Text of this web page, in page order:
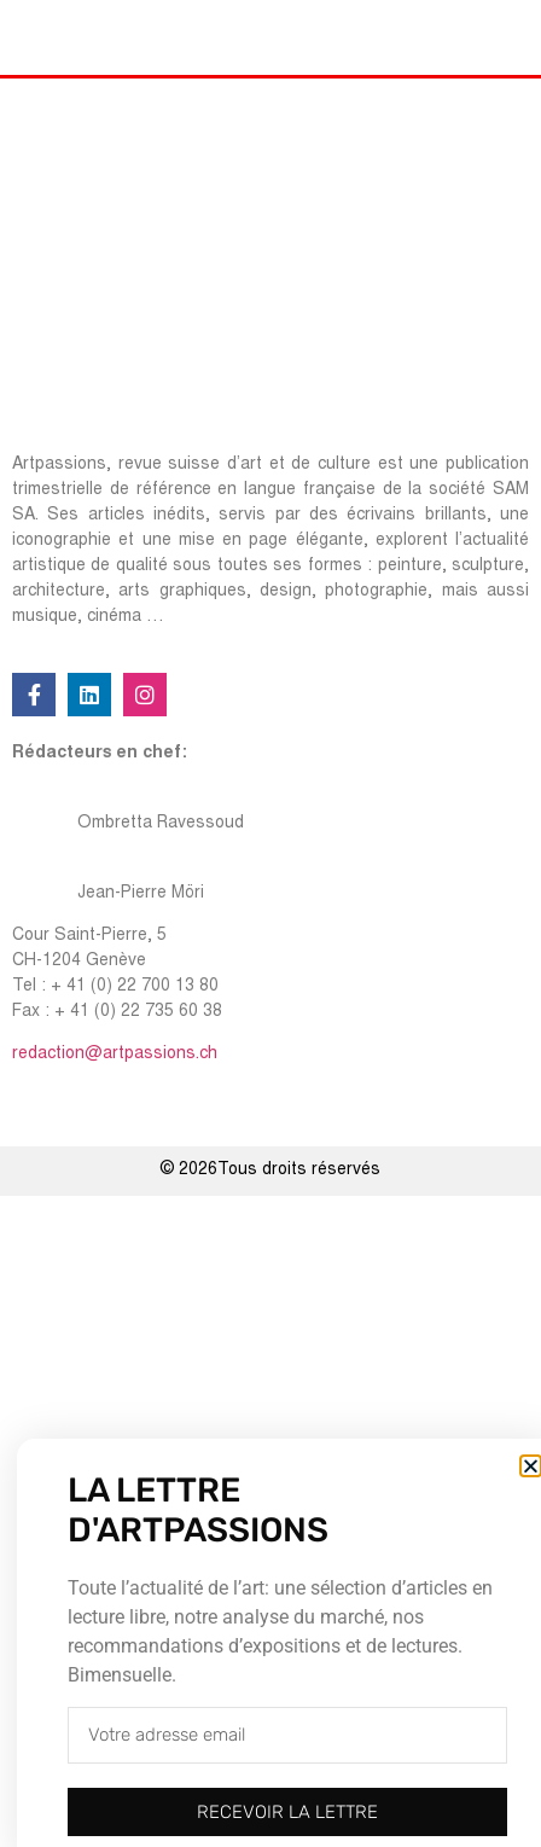
Artpassions, revue suisse d’art et de culture est une publication
trimestrielle de référence en langue française de la société SAM
SA. Ses articles inédits, servis par des écrivains brillants, une
iconographie et une mise en page élégante, explorent l’actualité
artistique de qualité sous toutes ses formes : peinture, sculpture,
architecture, arts graphiques, design, photographie, mais aussi
musique, cinéma …
Rédacteurs en chef:
Ombretta Ravessoud
Jean-Pierre Möri
Cour Saint-Pierre, 5
CH-1204 Genève
Tel : + 41 (0) 22 700 13 80
Fax : + 41 (0) 22 735 60 38
redaction@artpassions.ch
© 2026Tous droits réservés
LA LETTRE
D'ARTPASSIONS
Toute l’actualité de l’art: une sélection d’articles en
lecture libre, notre analyse du marché, nos
recommandations d’expositions et de lectures.
Bimensuelle.
RECEVOIR LA LETTRE